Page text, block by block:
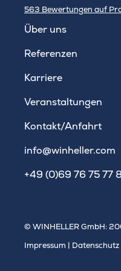
563 Bewertungen auf
Über uns
Referenzen
Karriere
Veranstaltungen
Kontakt/Anfahrt
info@winheller.com
+49 (0)69 76 75 77
© WINHELLER GmbH:
Impressum | Datenschutz